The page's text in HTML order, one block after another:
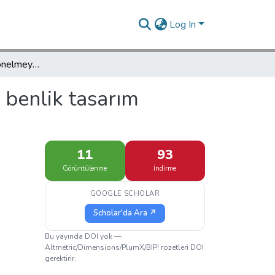
Log In
Suça yönelen ve yönelmeyen gençlerin benlik tasarım düzeylerinin incelenmesi
tasarım
11
Görüntülenme
93
İndirme
GOOGLE SCHOLAR
Scholar'da Ara ↗
Bu yayında DOI yok —
Altmetric/Dimensions/PlumX/BIP! rozetleri DOI
gerektirir.